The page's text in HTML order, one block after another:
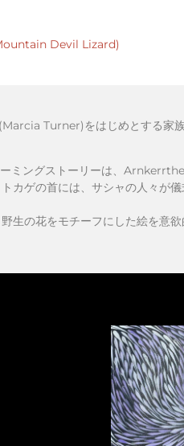
Devil Lizard)
Turner)をはじめとする家
ミングストーリーは、
カゲの首には、サシャの人々
生の花をモチーフにした絵を意欲